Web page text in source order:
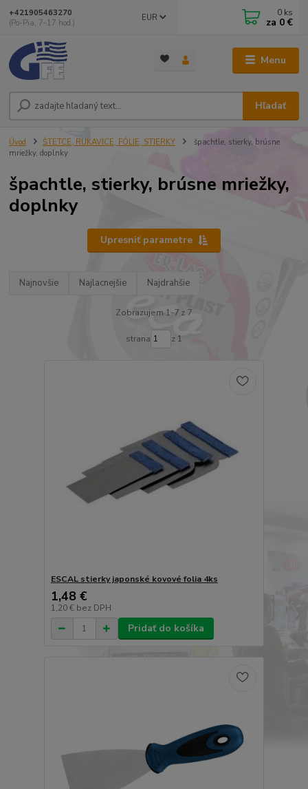
Menu
EUR
Hľadať
+421905463270
(Po-Pia, 7-17 hod.)
0 ks
za 0 €
Úvod ŠTETCE, RUKAVICE, FÓLIE, STIERKY
špachtle, stierky, brúsne
mriežky, doplnky
špachtle, stierky, brúsne mriežky,
doplnky
Upresniť parametre
Najnovšie Najlacnejšie Najdrahšie
Zobrazujem 1-7 z 7
strana z 1
ESCAL stierky japonské kovové folia 4ks
1,48 €
1,20 € bez DPH
Pridať do košíka